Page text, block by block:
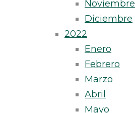
Noviembre
Diciembre
2022
Enero
Febrero
Marzo
Abril
Mayo